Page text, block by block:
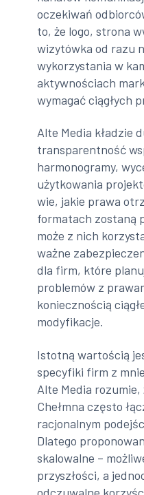
oczekiwań
to, że logo, strona
wizytówka od razu
wykorzystania w
aktywnościach
wymagać ciągłych
Alte Media kładzie
transparentność
harmonogramy,
użytkowania
wie, jakie prawa
formatach zostaną
może z nich
ważne
dla firm, które
problemów z
koniecznością
modyfikacje.
Istotną wartością
specyfiki firm z
Alte Media
Chełmna często
racjonalnym
Dlatego
skalowalne –
przyszłości, a